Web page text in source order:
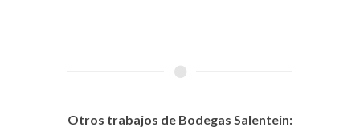
Otros trabajos de Bodegas Salentein: